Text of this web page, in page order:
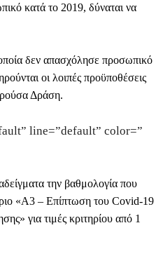
κατά το 2019, δύναται να
δεν απασχόλησε προσωπικό
οι λοιπές προϋποθέσεις
Δράση.
line=”default” color=”
την βαθμολογία που
«Α3 – Επίπτωση του Covid-19
για τιμές κριτηρίου από 1